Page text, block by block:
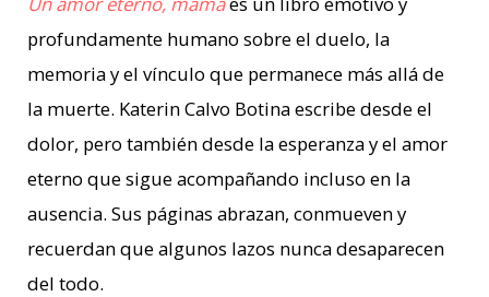
profundamente humano sobre el duelo, la
memoria y el vínculo que permanece más allá de
la muerte. Katerin Calvo Botina escribe desde el
dolor, pero también desde la esperanza y el amor
eterno que sigue acompañando incluso en la
ausencia. Sus páginas abrazan, conmueven y
recuerdan que algunos lazos nunca desaparecen
del todo.